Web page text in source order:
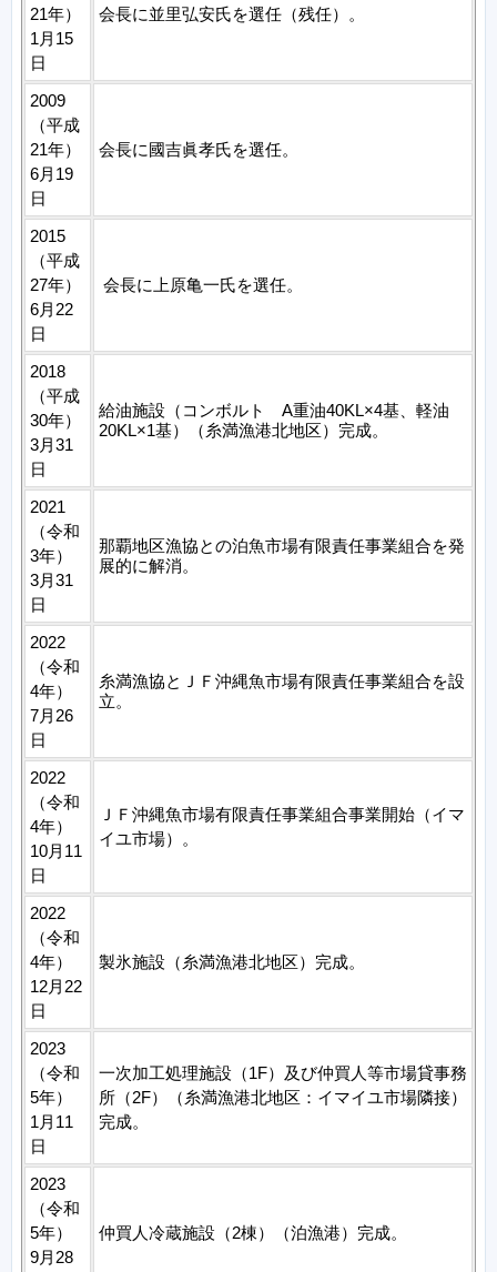
21年）
1月15
日
会長に並里弘安氏を選任（残任）。
2009
（平成
21年）
6月19
日
会長に國吉眞孝氏を選任。
2015
（平成
27年）
6月22
日
会長に上原亀一氏を選任。
2018
（平成
30年）
3月31
日
給油施設（コンボルト A重油40KL×4基、軽油
20KL×1基）（糸満漁港北地区）完成。
2021
（令和
3年）
3月31
日
那覇地区漁協との泊魚市場有限責任事業組合を発
展的に解消。
2022
（令和
4年）
7月26
日
糸満漁協とＪＦ沖縄魚市場有限責任事業組合を設
立。
2022
（令和
4年）
10月11
日
ＪＦ沖縄魚市場有限責任事業組合事業開始（イマ
イユ市場）。
2022
（令和
4年）
12月22
日
製氷施設（糸満漁港北地区）完成。
2023
（令和
5年）
1月11
日
一次加工処理施設（1F）及び仲買人等市場貸事務
所（2F）（糸満漁港北地区：イマイユ市場隣接）
完成。
2023
（令和
5年）
9月28
仲買人冷蔵施設（2棟）（泊漁港）完成。